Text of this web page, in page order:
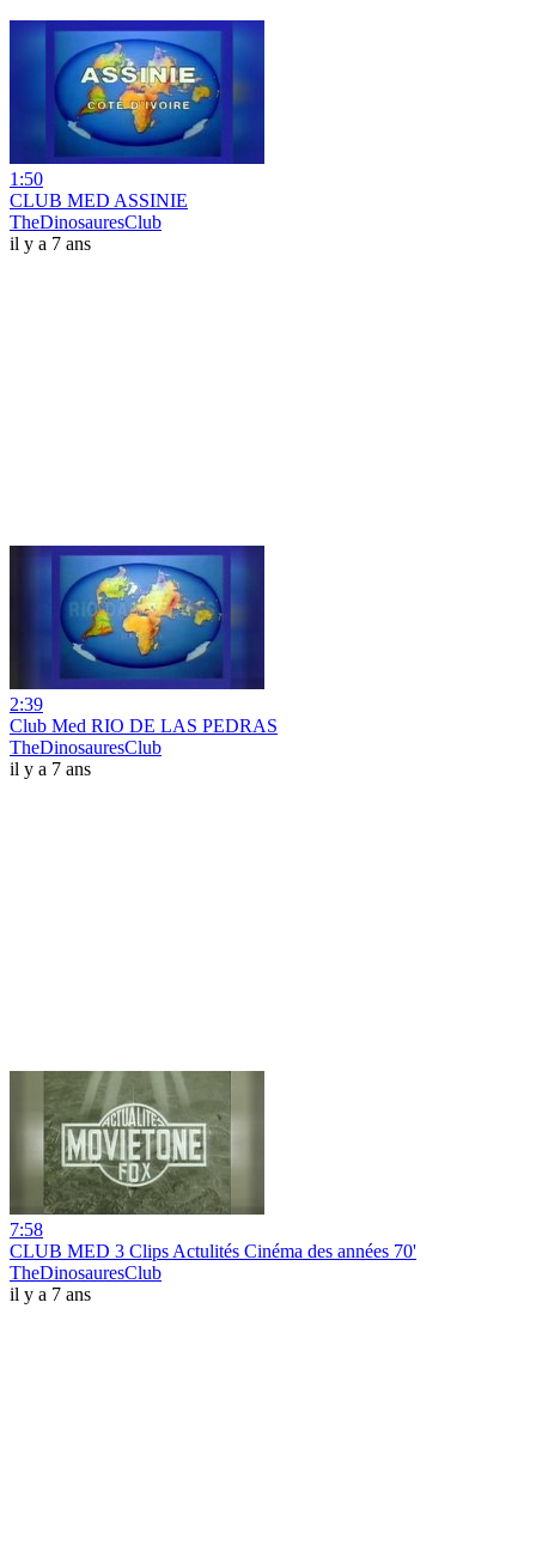
1:50
CLUB MED ASSINIE
TheDinosauresClub
il y a 7 ans
2:39
Club Med RIO DE LAS PEDRAS
TheDinosauresClub
il y a 7 ans
7:58
CLUB MED 3 Clips Actulités Cinéma des années 70'
TheDinosauresClub
il y a 7 ans